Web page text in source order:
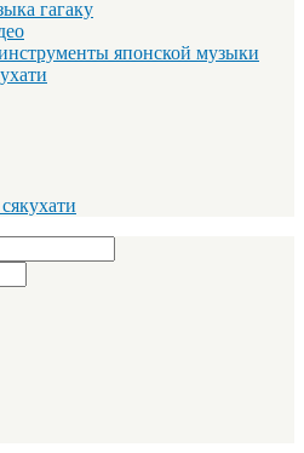
гагаку
японской музыки